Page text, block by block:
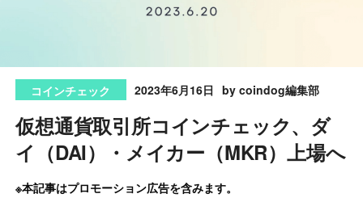
コインチェック 2023年6月16日 by coindog編集部
仮想通貨取引所コインチェック、ダ
イ（DAI）・メイカー（MKR）上場へ
※本記事はプロモーション広告を含みます。